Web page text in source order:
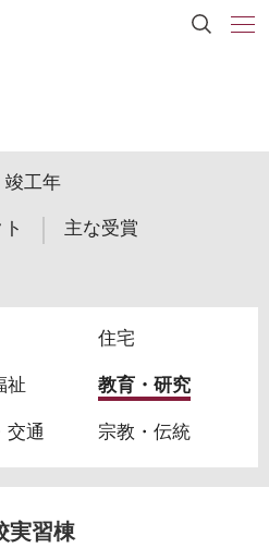
竣工年
主な受賞
住宅
祉 教育・研究
交通 宗教・伝統
実習棟